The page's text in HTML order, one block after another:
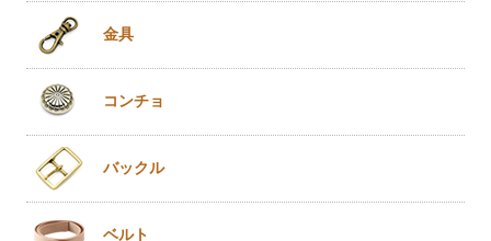
金具
コンチョ
バックル
ベルト